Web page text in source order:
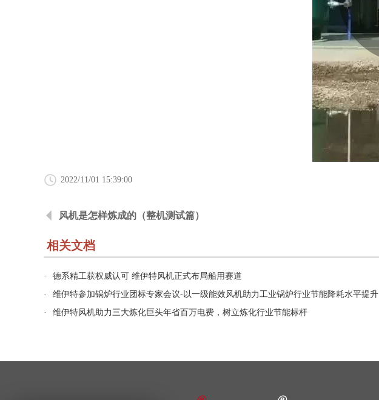
2022/11/01 15:39:00
风机是怎样炼成的（整机测试篇）
相关文档
· 德系精工获权威认可 维伊特风机正式布局船用赛道
·
维伊特参加锅炉行业团标专家会议-以一级能效风机助力工业锅炉行业节能降耗水平提升
·
维伊特风机助力三大炼化巨头年省百万电费，树立炼化行业节能标杆